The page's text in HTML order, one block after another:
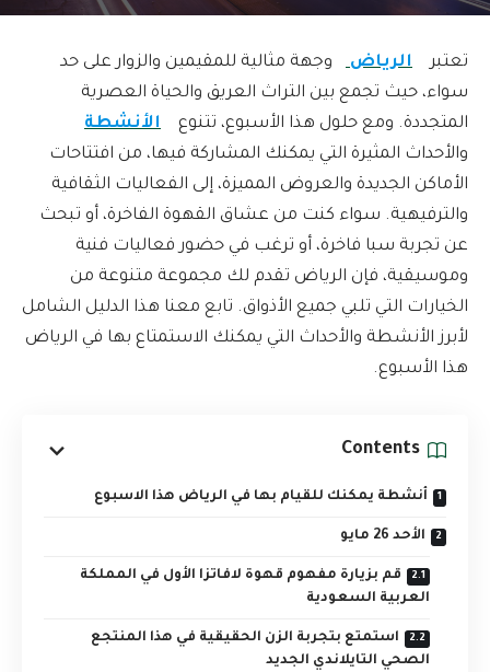
تعتبر الرياض
وجهة مثالية للمقيمين والزوار على حد
سواء، حيث تجمع بين التراث العريق والحياة العصرية
المتجددة. ومع حلول هذا الأسبوع، تتنوع
الأنشطة
والأحداث المثيرة التي يمكنك المشاركة فيها، من افتتاحات
الأماكن الجديدة والعروض المميزة، إلى الفعاليات الثقافية
والترفيهية. سواء كنت من عشاق القهوة الفاخرة، أو تبحث
عن تجربة سبا فاخرة، أو ترغب في حضور فعاليات فنية
وموسيقية، فإن الرياض تقدم لك مجموعة متنوعة من
الخيارات التي تلبي جميع الأذواق. تابع معنا هذا الدليل الشامل
لأبرز الأنشطة والأحداث التي يمكنك الاستمتاع بها في الرياض
هذا الأسبوع.
Contents
أنشطة يمكنك للقيام بها في الرياض هذا الاسبوع
الأحد 26 مايو
قم بزيارة مفهوم قهوة لافاتزا الأول في المملكة
العربية السعودية
استمتع بتجربة الزن الحقيقية في هذا المنتجع
الصحي التايلاندي الجديد